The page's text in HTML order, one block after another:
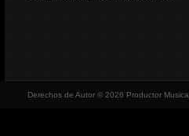
Derechos de Autor © 2026 Productor